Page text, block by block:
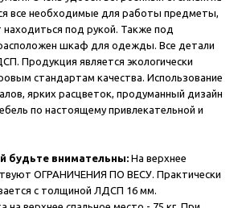
все необходимые для работы предметы,
находиться под рукой. Также под
шкаф для одежды. Все детали
Продукция является экологически
стандартам качества. Использование
ярких расцветок, продуманный дизайн
по настоящему привлекательной и
будьте внимательны: На верхнее
ОГРАНИЧЕНИЯ ПО ВЕСУ. Практически
с толщиной ЛДСП 16 мм.